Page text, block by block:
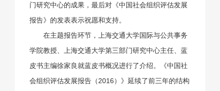
门研究中心的成果，最后对《中国社会组织评估发展
报告》的发表表示祝愿和支持。
在主题报告环节，上海交通大学国际与公共事务
学院教授、上海交通大学第三部门研究中心主任、蓝
皮书主编徐家良就蓝皮书概况进行了介绍。《中国社
会组织评估发展报告（2016）》延续了前三年的结构